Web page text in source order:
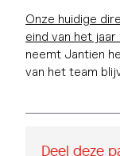
Onze huidige
eind van het jaar
neemt Jantien
van het team
Deel deze